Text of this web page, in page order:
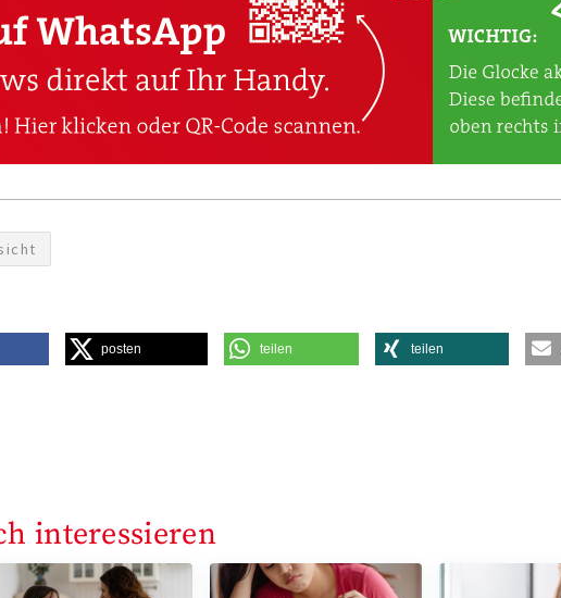
posten teilen teilen
interessieren